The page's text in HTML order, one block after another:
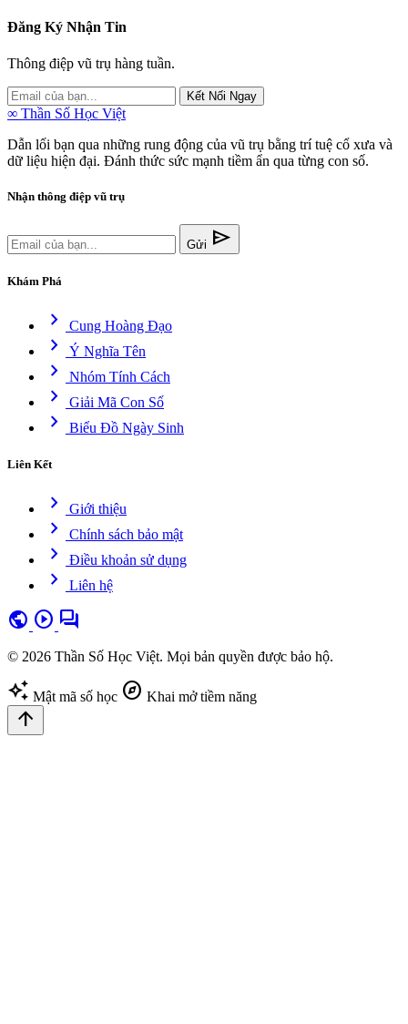
Đăng Ký Nhận Tin
Thông điệp vũ trụ hàng tuần.
Kết Nối Ngay
∞ Thần Số Học Việt
Dẫn lối bạn qua những rung động của vũ trụ bằng trí tuệ cổ xưa và
dữ liệu hiện đại. Đánh thức sức mạnh tiềm ẩn qua từng con số.
Nhận thông điệp vũ trụ
Gửi send
Khám Phá
chevron_right Cung Hoàng Đạo
chevron_right Ý Nghĩa Tên
chevron_right Nhóm Tính Cách
chevron_right Giải Mã Con Số
chevron_right Biểu Đồ Ngày Sinh
Liên Kết
chevron_right Giới thiệu
chevron_right Chính sách bảo mật
chevron_right Điều khoản sử dụng
chevron_right Liên hệ
public play_circle forum
© 2026 Thần Số Học Việt. Mọi bản quyền được bảo hộ.
auto_awesome Mật mã số học explore Khai mở tiềm năng
arrow_upward